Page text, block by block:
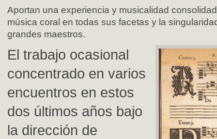
Aportan una experiencia y musicalidad
música coral en todas sus facetas y la
grandes maestros.
El trabajo ocasional
concentrado en varios
encuentros en estos
dos últimos años bajo
la dirección de